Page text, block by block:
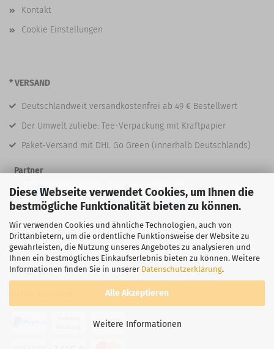
Diese Webseite verwendet Cookies, um Ihnen die
bestmögliche Funktionalität bieten zu können.
Wir verwenden Cookies und ähnliche Technologien, auch von
Drittanbietern, um die ordentliche Funktionsweise der Website zu
gewährleisten, die Nutzung unseres Angebotes zu analysieren und
Ihnen ein bestmögliches Einkaufserlebnis bieten zu können. Weitere
Informationen finden Sie in unserer Datenschutzerklärung.
Alle Akzeptieren
Weitere Informationen
Kontakt
Cookie Einstellungen
* VERSAND
Deutschlandweit versandkostenfrei ab 49 € Bestellwert
Der Umwelt zuliebe: Tee-Verpackung mit Kraftpapier
Paket-Versand mit DHL Go Green (innerhalb Deutschlands)
Partner
ZAHLUNG